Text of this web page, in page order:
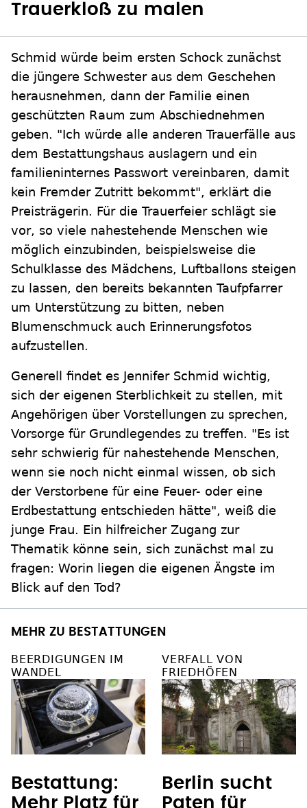
Trauerkloß zu malen
Schmid würde beim ersten Schock zunächst
die jüngere Schwester aus dem Geschehen
herausnehmen, dann der Familie einen
geschützten Raum zum Abschiednehmen
geben. "Ich würde alle anderen Trauerfälle aus
dem Bestattungshaus auslagern und ein
familieninternes Passwort vereinbaren, damit
kein Fremder Zutritt bekommt", erklärt die
Preisträgerin. Für die Trauerfeier schlägt sie
vor, so viele nahestehende Menschen wie
möglich einzubinden, beispielsweise die
Schulklasse des Mädchens, Luftballons steigen
zu lassen, den bereits bekannten Taufpfarrer
um Unterstützung zu bitten, neben
Blumenschmuck auch Erinnerungsfotos
aufzustellen.
Generell findet es Jennifer Schmid wichtig,
sich der eigenen Sterblichkeit zu stellen, mit
Angehörigen über Vorstellungen zu sprechen,
Vorsorge für Grundlegendes zu treffen. "Es ist
sehr schwierig für nahestehende Menschen,
wenn sie noch nicht einmal wissen, ob sich
der Verstorbene für eine Feuer- oder eine
Erdbestattung entschieden hätte", weiß die
junge Frau. Ein hilfreicher Zugang zur
Thematik könne sein, sich zunächst mal zu
fragen: Worin liegen die eigenen Ängste im
Blick auf den Tod?
MEHR ZU BESTATTUNGEN
BEERDIGUNGEN IM
WANDEL
Bestattung:
Mehr Platz für
VERFALL VON
FRIEDHÖFEN
Berlin sucht
Paten für